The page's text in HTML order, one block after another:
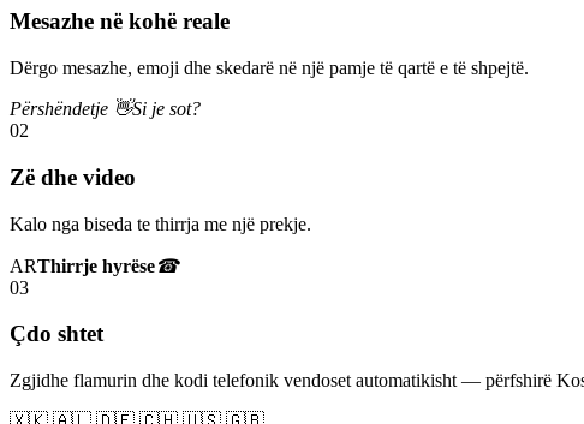
Mesazhe në kohë reale
Dërgo mesazhe, emoji dhe skedarë në një pamje të qartë e të shpejtë.
Përshëndetje 👋Si je sot?
02
Zë dhe video
Kalo nga biseda te thirrja me një prekje.
ARThirrje hyrëse☎
03
Çdo shtet
Zgjidhe flamurin dhe kodi telefonik vendoset automatikisht — përfshirë